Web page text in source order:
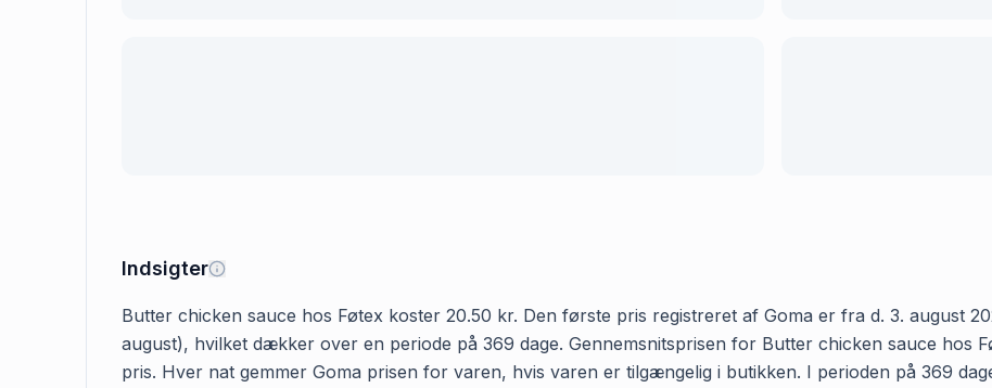
Indsigter
Butter chicken sauce hos Føtex koster 20.50 kr. Den første pris registreret af Goma er fra d. 3. august
august), hvilket dækker over en periode på 369 dage. Gennemsnitsprisen for Butter chicken sauce hos
pris. Hver nat gemmer Goma prisen for varen, hvis varen er tilgængelig i butikken. I perioden på 369